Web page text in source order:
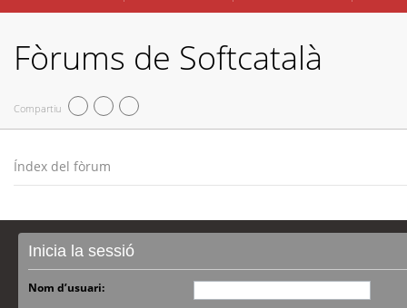
Fòrums de Softcatalà
Compartiu
Índex del fòrum
Inicia la sessió
Nom d’usuari: